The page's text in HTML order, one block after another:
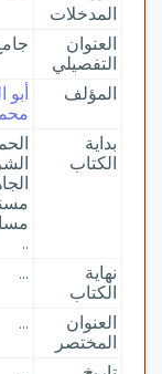
المدخلات
العنوان
التفصيلي
المؤلف
بداية
الكتاب
..
نهاية
الكتاب
...
العنوان
المختصر
...